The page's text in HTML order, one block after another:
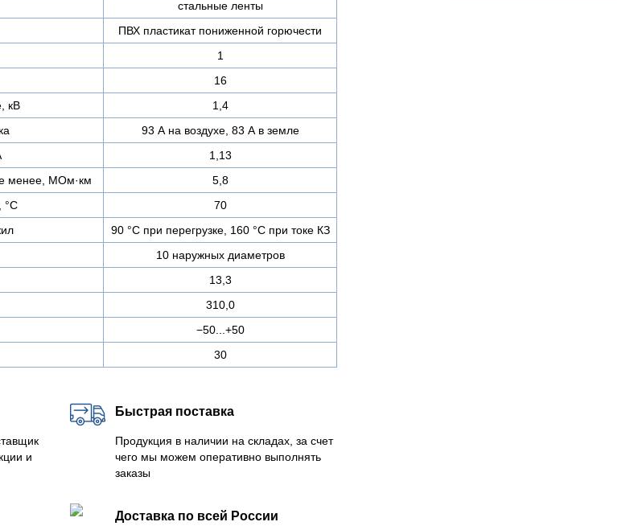
стальные ленты
ПВХ пластикат пониженной горючести
1
16
кВ
1,4
93 А на воздухе, 83 А в земле
1,13
менее, МОм·км
5,8
°C
70
90 °C при перегрузке, 160 °C при токе КЗ
10 наружных диаметров
13,3
310,0
−50...+50
30
и
Быстрая поставка
Продукция в наличии на складах, за счет
чего мы можем оперативно выполнять
заказы
Доставка по всей России